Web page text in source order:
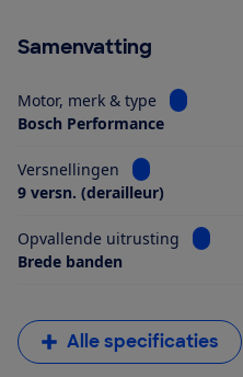
Samenvatting
Motor, merk & type
Bekijk
Bosch Performance
Versnellingen
Bekijk
9 versn. (derailleur)
Opvallende uitrusting
Bekijk
Brede banden
Alle specificaties